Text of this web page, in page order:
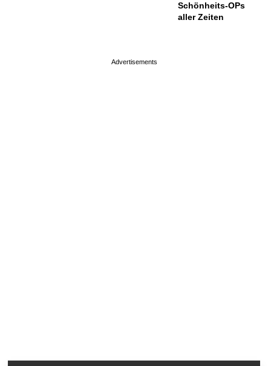
Schönheits-OPs
aller Zeiten